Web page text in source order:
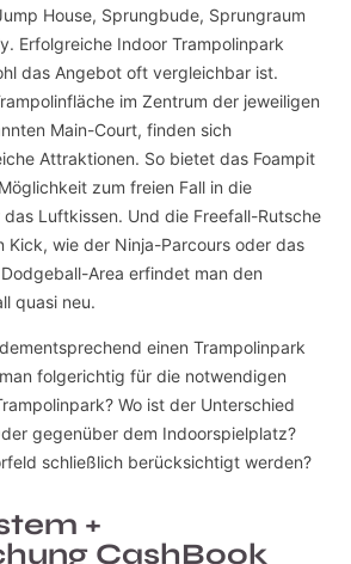
House, Sprungbude, Sprungraum
Erfolgreiche Indoor Trampolinpark
das Angebot oft vergleichbar ist.
im Zentrum der jeweiligen
Main-Court, finden sich
Attraktionen. So bietet das Foampit
zum freien Fall in die
Luftkissen. Und die Freefall-Rutsche
Kick, wie der Ninja-Parcours oder das
Area erfindet man den
quasi neu.
einen Trampolinpark
folgerichtig für die notwendigen
Wo ist der Unterschied
gegenüber dem Indoorspielplatz?
schließlich berücksichtigt werden?
+
CashBook